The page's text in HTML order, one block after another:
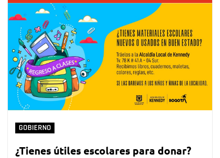
GOBIERNO
¿Tienes útiles escolares para donar?